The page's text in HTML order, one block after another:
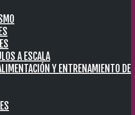
A ESCALA
Y ENTRENAMIENTO DE